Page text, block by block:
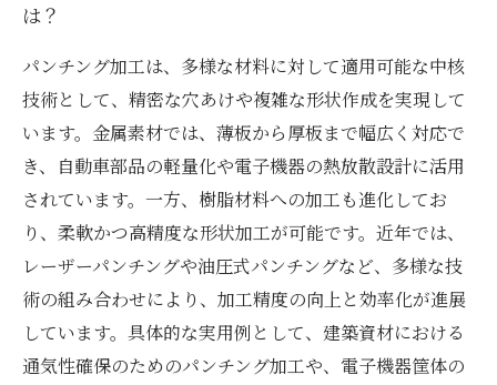
は？
パンチング加工は、多様な材料に対して適用可能な中核
技術として、精密な穴あけや複雑な形状作成を実現して
います。金属素材では、薄板から厚板まで幅広く対応で
き、自動車部品の軽量化や電子機器の熱放散設計に活用
されています。一方、樹脂材料への加工も進化してお
り、柔軟かつ高精度な形状加工が可能です。近年では、
レーザーパンチングや油圧式パンチングなど、多様な技
術の組み合わせにより、加工精度の向上と効率化が進展
しています。具体的な実用例として、建築資材における
通気性確保のためのパンチング加工や、電子機器筐体の